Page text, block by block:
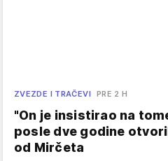
ZVEZDE I TRAČEVI PRE 2 H
"On je insistirao na
posle dve godine
od Mirčeta